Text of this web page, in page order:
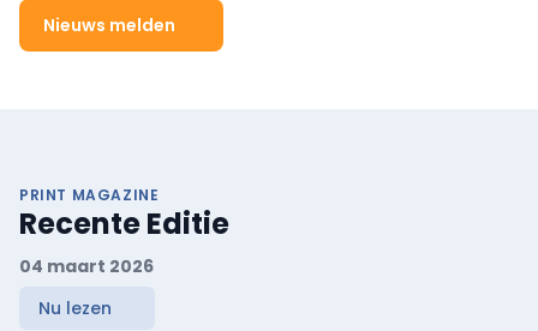
Nieuws melden
PRINT MAGAZINE
Recente Editie
04 maart 2026
Nu lezen